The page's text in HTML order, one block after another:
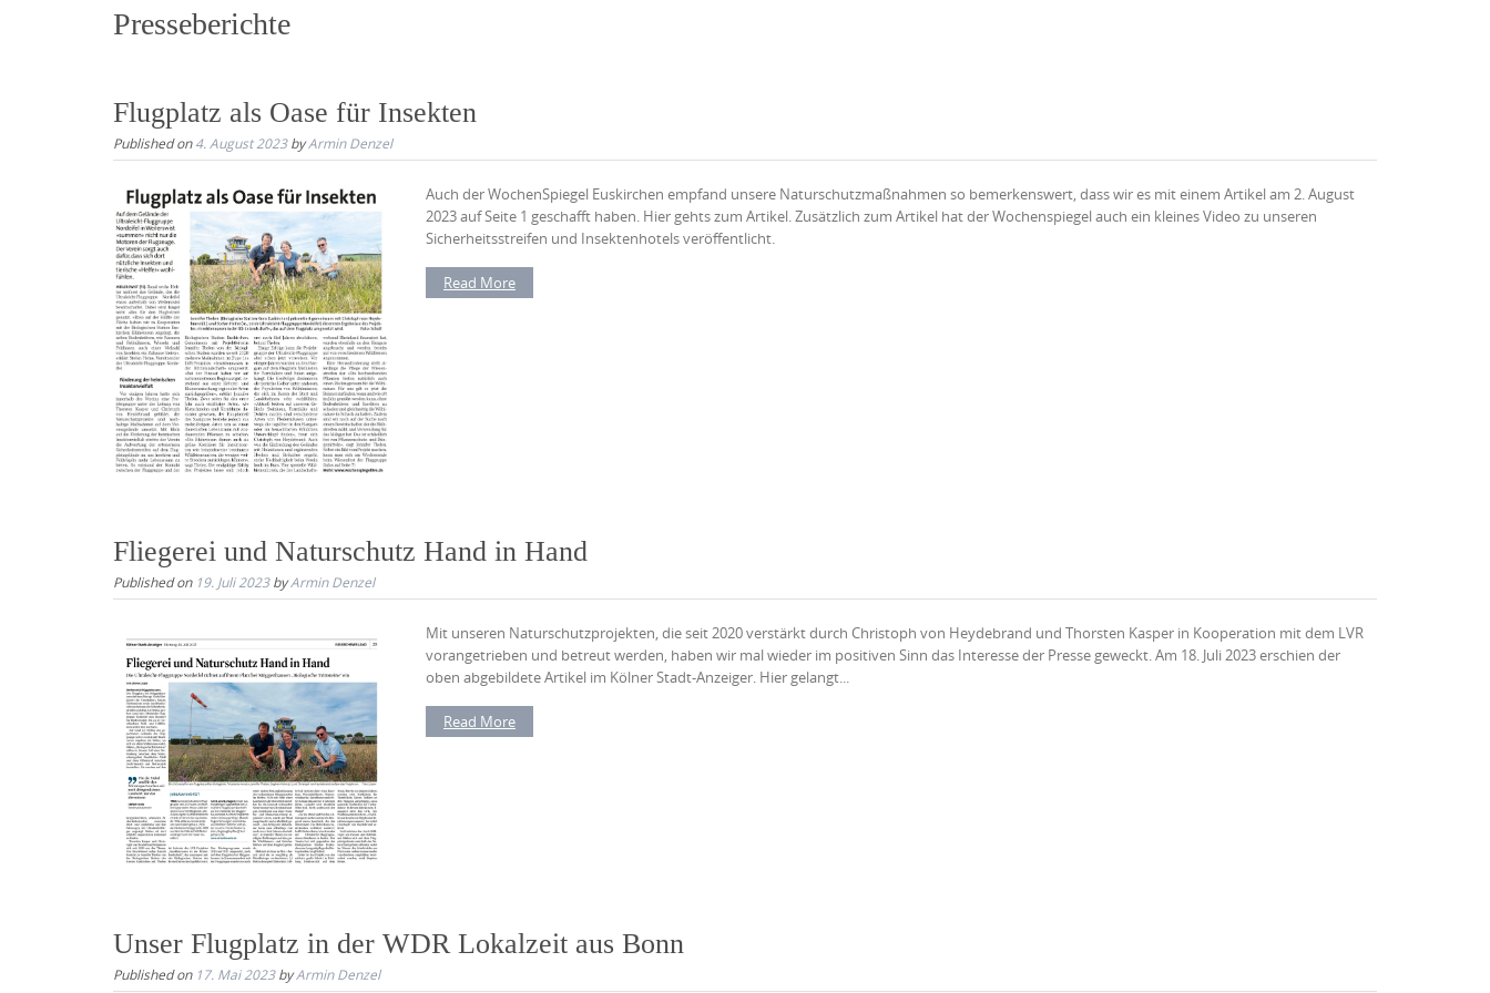
Presseberichte
Flugplatz als Oase für Insekten
Published on4. August 2023byArmin Denzel
Auch der WochenSpiegel Euskirchen empfand unsere Naturschutzmaßnahmen so bemerkenswert, dass wir es mit einem Artikel am 2. August
2023 auf Seite 1 geschafft haben. Hier gehts zum Artikel. Zusätzlich zum Artikel hat der Wochenspiegel auch ein kleines Video zu unseren
Sicherheitsstreifen und Insektenhotels veröffentlicht.
Read More
Fliegerei und Naturschutz Hand in Hand
Published on 19. Juli 2023byArmin Denzel
Mit unseren Naturschutzprojekten, die seit 2020 verstärkt durch Christoph von Heydebrand und Thorsten Kasper in Kooperation mit dem LVR
vorangetrieben und betreut werden, haben wir mal wieder im positiven Sinn das Interesse der Presse geweckt. Am 18. Juli 2023 erschien der
oben abgebildete Artikel im Kölner Stadt-Anzeiger. Hier gelangt...
Read More
Unser Flugplatz in der WDR Lokalzeit aus Bonn
Published on 17. Mai 2023byArmin Denzel